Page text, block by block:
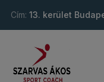
Cím: 13. kerület